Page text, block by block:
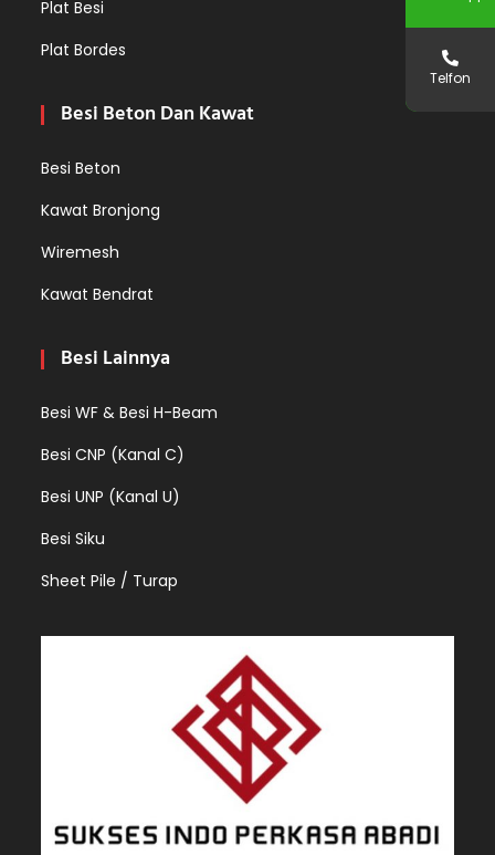
Plat Besi
Plat Bordes
Besi Beton Dan Kawat
Besi Beton
Kawat Bronjong
Wiremesh
Kawat Bendrat
Besi Lainnya
Besi WF & Besi H-Beam
Besi CNP (Kanal C)
Besi UNP (Kanal U)
Besi Siku
Sheet Pile / Turap
Telfon